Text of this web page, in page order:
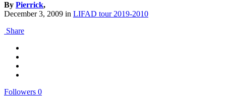
By Pierrick,
December 3, 2009 in LIFAD tour 2019-2010
Share
Followers 0